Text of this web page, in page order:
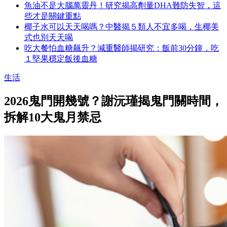
魚油不是大腦萬靈丹！研究揭高劑量DHA難防失智，這
些才是關鍵重點
椰子水可以天天喝嗎？中醫揭５類人不宜多喝，生椰美
式也別天天喝
吃大餐怕血糖飆升？減重醫師揭研究：飯前30分鐘，吃
１堅果穩定飯後血糖
生活
2026鬼門開幾號？謝沅瑾揭鬼門關時間，
拆解10大鬼月禁忌